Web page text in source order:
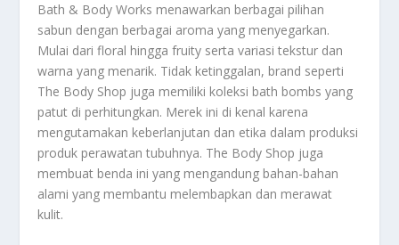
Bath & Body Works menawarkan berbagai pilihan
sabun dengan berbagai aroma yang menyegarkan.
Mulai dari floral hingga fruity serta variasi tekstur dan
warna yang menarik. Tidak ketinggalan, brand seperti
The Body Shop juga memiliki koleksi bath bombs yang
patut di perhitungkan. Merek ini di kenal karena
mengutamakan keberlanjutan dan etika dalam produksi
produk perawatan tubuhnya. The Body Shop juga
membuat benda ini yang mengandung bahan-bahan
alami yang membantu melembapkan dan merawat
kulit.